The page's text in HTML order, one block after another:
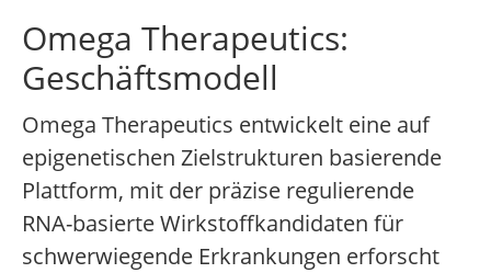
Omega Therapeutics:
Geschäftsmodell
Omega Therapeutics entwickelt eine auf
epigenetischen Zielstrukturen basierende
Plattform, mit der präzise regulierende
RNA-basierte Wirkstoffkandidaten für
schwerwiegende Erkrankungen erforscht